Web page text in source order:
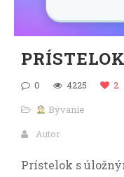
0 4225
2
Bývanie
Autor
Prístelok s